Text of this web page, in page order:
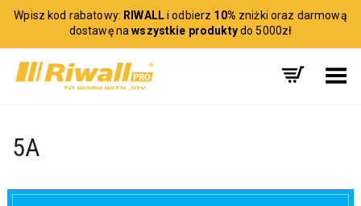
Wpisz kod rabatowy: RIWALLi odbierz 10% zniżki oraz darmową
dostawę nawszystkie produktydo 5000zł
Toggle Menu
5A